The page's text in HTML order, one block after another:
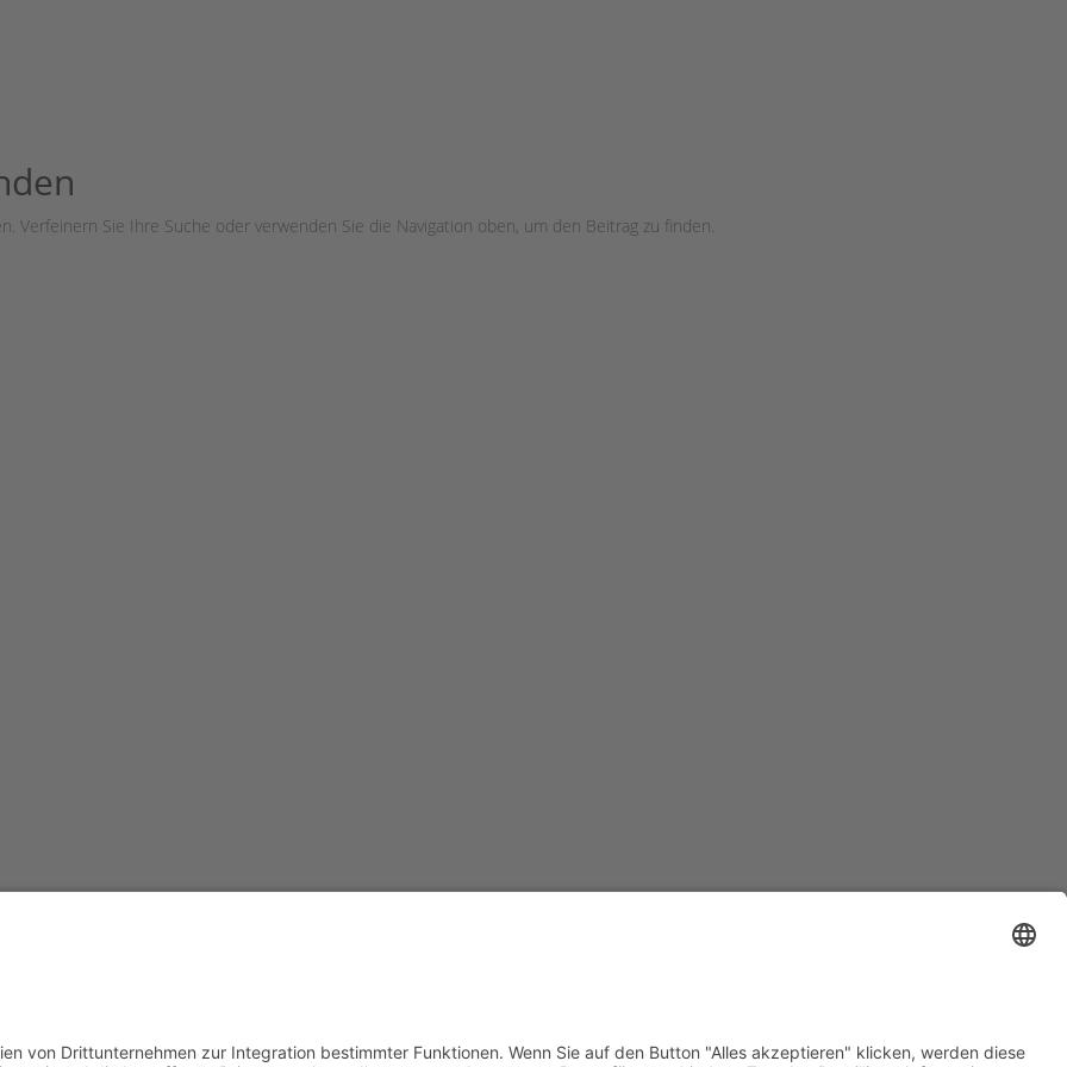
Verfeinern Sie Ihre Suche oder verwenden Sie die Navigation oben, um den Beitrag zu finden.